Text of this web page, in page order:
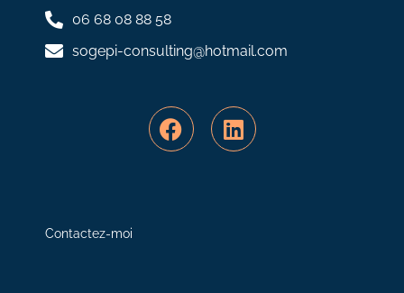
06 68 08 88 58
sogepi-consulting@hotmail.com
FacebookLinkedin
Contactez-moi